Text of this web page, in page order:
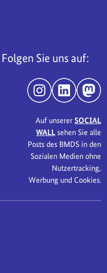
Folgen Sie uns auf:
InstagramLinkedIn
Auf unserer SOCIAL
WALLsehen Sie alle
Posts des BMDS in den
Sozialen Medien ohne
Nutzertracking,
Werbung und Cookies.
FUSSBEREICH